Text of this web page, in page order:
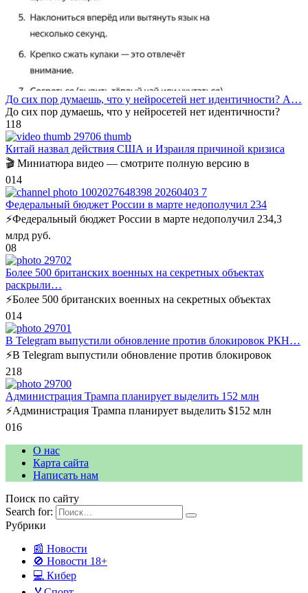
До сих пор думаешь, что у нейросетей нет идентичности? А…
До сих пор думаешь, что у нейросетей нет идентичности?
118
Китай назвал действия США и Израиля причиной кризиса
🎬 Миниатюра видео — смотрите полную версию в
014
Федеральный бюджет России в марте недополучил 234
⚡️Федеральный бюджет России в марте недополучил 234,3
млрд руб.
08
Более 500 британских военных на секретных объектах
раскрыли…
⚡️Более 500 британских военных на секретных объектах
014
В Telegram выпустили обновление против блокировок РКН…
⚡️В Telegram выпустили обновление против блокировок
218
Администрация Трампа планирует выделить 152 млн
⚡️Администрация Трампа планирует выделить $152 млн
016
О нас
Карта сайта
Написать нам
Поиск по сайту
Search for:
Рубрики
📰 Новости
🚫 Новости 18+
💻 Кибер